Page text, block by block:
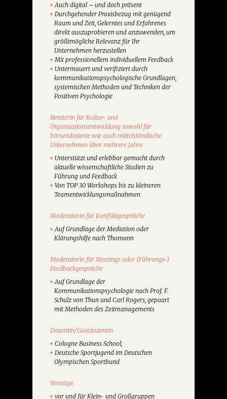
Auch digital – und doch präsent
Durchgehender Praxisbezug mit genügend
Raum und Zeit, Gelerntes und Erfahrenes
direkt auszuprobieren und anzuwenden, um
größtmögliche Relevanz für Ihr
Unternehmen herzustellen
Mit professionellem individuellem Feedback
Untermauert und verifiziert durch
kommunikationspsychologische Grundlagen,
systemischen Methoden und Techniken der
Positiven Psychologie
Beraterin für Kultur- und
Organisationsentwicklung sowohl für
börsendotierte wie auch mittelständische
Unternehmen über mehrere Jahre
Unterstützt und erlebbar gemacht durch
aktuelle wissenschaftliche Studien zu
Führung und Feedback
Von TOP 30 Workshops bis zu kleineren
Teamentwicklungsmaßnahmen
Moderatorin für Konfliktgespräche
Auf Grundlage der Mediation oder
Klärungshilfe nach Thomann
Moderatorin für Meetings oder (Führungs-)
Feedbackgespräche
Auf Grundlage der
Kommunikationspsychologie nach Prof. F.
Schulz von Thun und Carl Rogers, gepaart
mit Methoden des Zeitmanagements
Dozentin/Gastdozentin
Cologne Business School;
Deutsche Sportjugend im Deutschen
Olympischen Sportbund
Vorträge
vor und für Klein- und Großgruppen